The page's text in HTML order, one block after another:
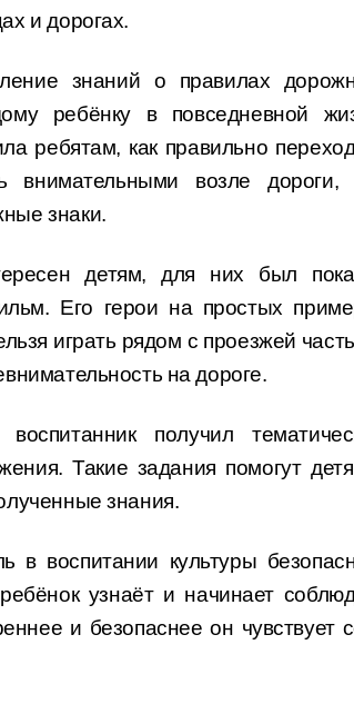
и дорогах.
знаний о правилах
ребёнку в повседневной
ребятам, как правильно
возле дороги,
знаки.
детям, для них был
Его герои на простых
играть рядом с проезжей
на дороге.
получил
Такие задания помогут
знания.
воспитании культуры
узнаёт и начинает
и безопаснее он чувствует